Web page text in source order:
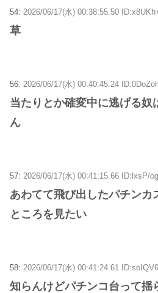
54: 2026/06/17(水) 00:38:55.50
草
56: 2026/06/17(水) 00:40:45.24
当たりとか確変中に逃げる奴
ん
57: 2026/06/17(水) 00:41:15.66 ID:lxsP/
あわてて飛び出したパチンカ
ところを見たい
58: 2026/06/17(水) 00:41:24.61
知らんけどパチンコ台って揺